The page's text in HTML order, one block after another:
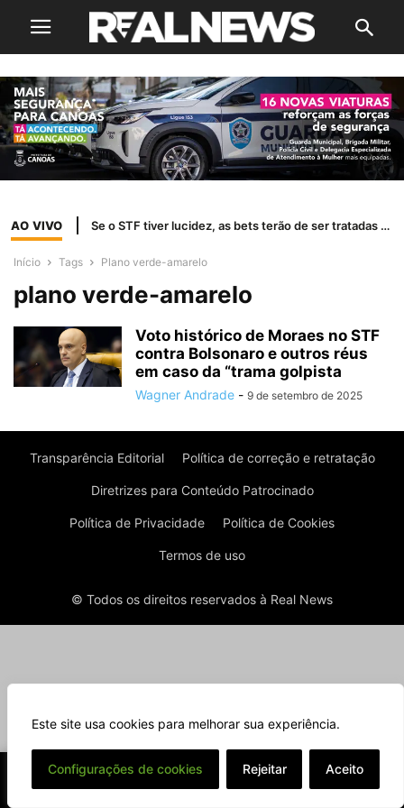
Este site usa cookies para melhorar sua experiência.
Configurações de cookies Rejeitar Aceito
AO VIVO Se o STF tiver lucidez, as bets terão de ser tratadas como jogo de azar
Início Tags Plano verde-amarelo
plano verde-amarelo
Voto histórico de Moraes no STF
contra Bolsonaro e outros réus
em caso da “trama golpista
Wagner Andrade - 9 de setembro de 2025
Transparência Editorial Política de correção e retratação
Diretrizes para Conteúdo Patrocinado
Política de Privacidade Política de Cookies
Termos de uso
© Todos os direitos reservados à Real News